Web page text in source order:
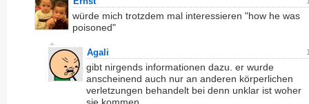
würde mich trotzdem mal interessieren "how he was
poisoned"
Agali
gibt nirgends informationen dazu. er wurde
anscheinend auch nur an anderen körperlichen
verletzungen behandelt bei denn unklar ist woher